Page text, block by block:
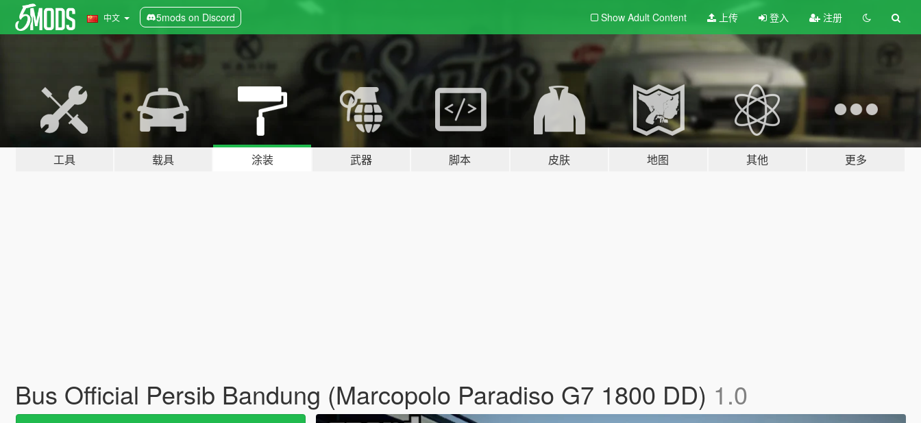
中文 5mods on Discord Show Adult Content 上传 登入 注册
工具 载具 涂装 武器 脚本 皮肤 地图 其他 更多
Bus Official Persib Bandung (Marcopolo Paradiso G7 1800 DD) 1.0